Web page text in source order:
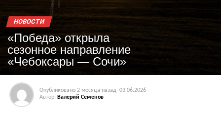
НОВОСТИ
«Победа» открыла
сезонное направление
«Чебоксары — Сочи»
Опубликовано 2 месяца назад 03.06.2026
Автор: Валерий Семенов